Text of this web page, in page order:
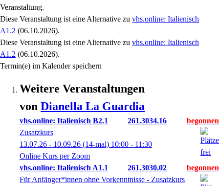
Veranstaltung.
Diese Veranstaltung ist eine Alternative zu vhs.online: Italienisch
A1.2 (06.10.2026).
Diese Veranstaltung ist eine Alternative zu vhs.online: Italienisch
A1.2 (06.10.2026).
Termin(e) im Kalender speichern
Weitere Veranstaltungen
von Dianella La Guardia
vhs.online: Italienisch B2.1
261.3034.16
Zusatzkurs
13.07.26 - 10.09.26 (14-mal) 10:00 - 11:30
Online Kurs per Zoom
vhs.online: Italienisch A1.1
261.3030.02
Für Anfänger*innen ohne Vorkenntnisse - Zusatzkurs